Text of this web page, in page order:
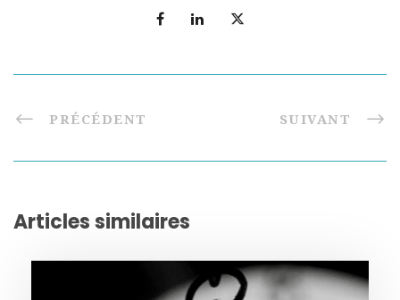
PRÉCÉDENT SUIVANT
Articles similaires